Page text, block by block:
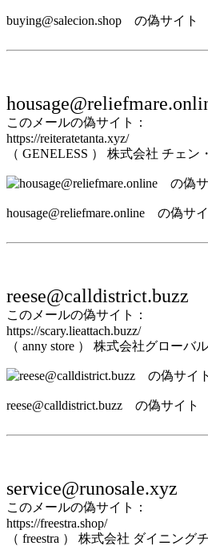
buying@salecion.shop の偽サイト
このメールの偽サイト：
https://reiteratetanta.xyz/
（ GENELESS ） 株式会社 チェ
housage@reliefmare.online の偽サ
reese@calldistrict.buzz
このメールの偽サイト：
https://scary.lieattach.buzz/
（ anny store ） 株式会社グローバ
reese@calldistrict.buzz の偽サイト
service@runosale.xyz
このメールの偽サイト：
https://freestra.shop/
（ freestra ） 株式会社 ダイニン